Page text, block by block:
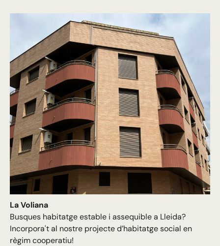
La Voliana
Busques habitatge estable i assequible a Lleida?
Incorpora't al nostre projecte d’habitatge social en
règim cooperatiu!